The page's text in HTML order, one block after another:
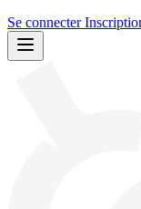
Se connecter